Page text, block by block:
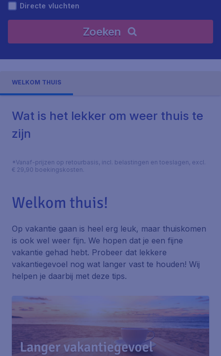
Directe vluchten
Zoeken
WELKOM THUIS
Wat is het lekker om weer thuis te
zijn
*Vanaf-prijzen op retourbasis, incl. belastingen en toeslagen, excl.
€ 29,90 boekingskosten.
Welkom thuis!
Op vakantie gaan is heel erg leuk, maar thuiskomen
is ook wel weer fijn. We hopen dat je een fijne
vakantie gehad hebt. Probeer dat lekkere
vakantiegevoel nog wat langer vast te houden! Wij
helpen je daarbij met deze tips.
Langer vakantiegevoel